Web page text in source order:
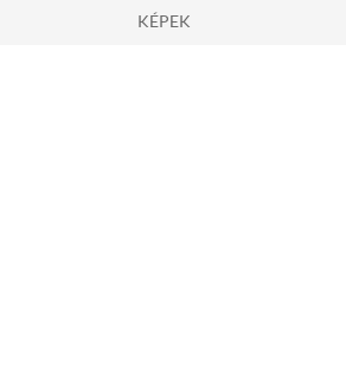
KÉPEK